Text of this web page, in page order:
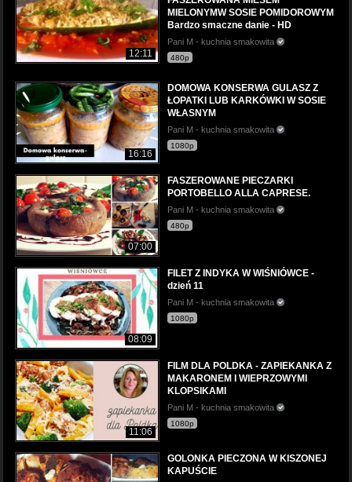
12:11
MIELONYMW SOSIE POMIDOROWYM
Bardzo smaczne danie - HD
Pani M - kuchnia smakowita
480p
16:16
DOMOWA KONSERWA GULASZ Z
ŁOPATKI LUB KARKÓWKI W SOSIE
WŁASNYM
Pani M - kuchnia smakowita
1080p
07:00
FASZEROWANE PIECZARKI
PORTOBELLO ALLA CAPRESE.
Pani M - kuchnia smakowita
480p
08:09
FILET Z INDYKA W WIŚNIÓWCE -
dzień 11
Pani M - kuchnia smakowita
1080p
11:06
FILM DLA POLDKA - ZAPIEKANKA Z
MAKARONEM I WIEPRZOWYMI
KLOPSIKAMI
Pani M - kuchnia smakowita
1080p
GOLONKA PIECZONA W KISZONEJ
KAPUŚCIE